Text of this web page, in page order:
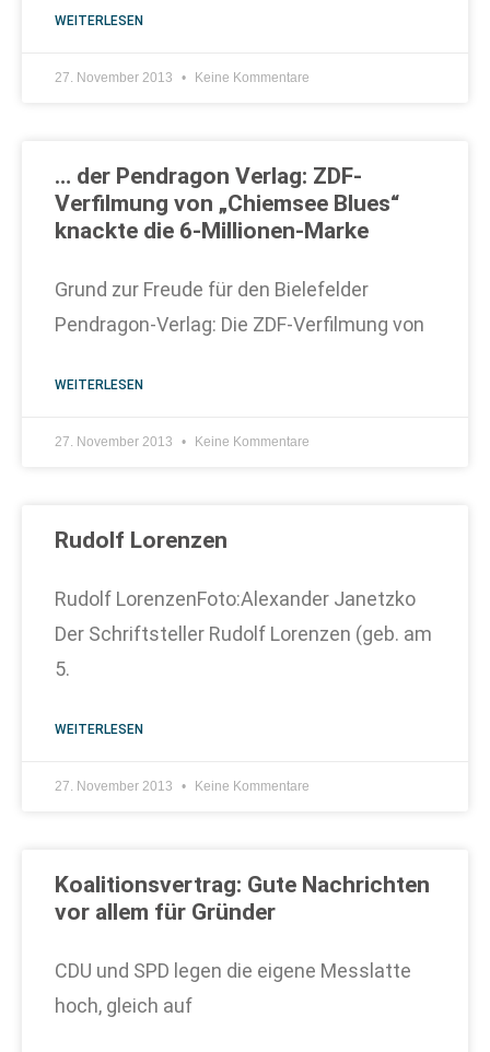
WEITERLESEN
27. November 2013 Keine Kommentare
… der Pendragon Verlag: ZDF-
Verfilmung von „Chiemsee Blues“
knackte die 6-Millionen-Marke
Grund zur Freude für den Bielefelder
Pendragon-Verlag: Die ZDF-Verfilmung von
WEITERLESEN
27. November 2013 Keine Kommentare
Rudolf Lorenzen
Rudolf LorenzenFoto:Alexander Janetzko
Der Schriftsteller Rudolf Lorenzen (geb. am
5.
WEITERLESEN
27. November 2013 Keine Kommentare
Koalitionsvertrag: Gute Nachrichten
vor allem für Gründer
CDU und SPD legen die eigene Messlatte
hoch, gleich auf